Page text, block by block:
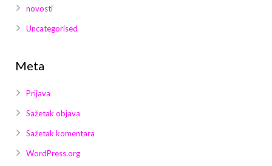
novosti
Uncategorised
Meta
Prijava
Sažetak objava
Sažetak komentara
WordPress.org